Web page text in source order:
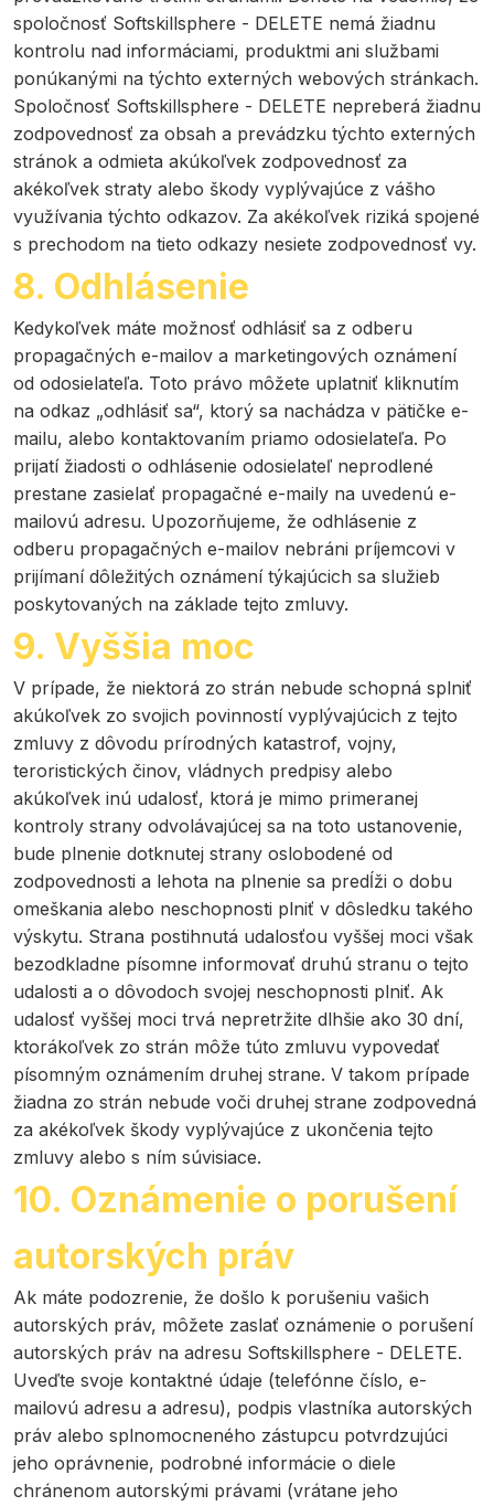
spoločnosť Softskillsphere - DELETE nemá žiadnu
kontrolu nad informáciami, produktmi ani službami
ponúkanými na týchto externých webových stránkach.
Spoločnosť Softskillsphere - DELETE nepreberá žiadnu
zodpovednosť za obsah a prevádzku týchto externých
stránok a odmieta akúkoľvek zodpovednosť za
akékoľvek straty alebo škody vyplývajúce z vášho
využívania týchto odkazov. Za akékoľvek riziká spojené
s prechodom na tieto odkazy nesiete zodpovednosť vy.
8. Odhlásenie
Kedykoľvek máte možnosť odhlásiť sa z odberu
propagačných e-mailov a marketingových oznámení
od odosielateľa. Toto právo môžete uplatniť kliknutím
na odkaz „odhlásiť sa“, ktorý sa nachádza v pätičke e-
mailu, alebo kontaktovaním priamo odosielateľa. Po
prijatí žiadosti o odhlásenie odosielateľ neprodlené
prestane zasielať propagačné e-maily na uvedenú e-
mailovú adresu. Upozorňujeme, že odhlásenie z
odberu propagačných e-mailov nebráni príjemcovi v
prijímaní dôležitých oznámení týkajúcich sa služieb
poskytovaných na základe tejto zmluvy.
9. Vyššia moc
V prípade, že niektorá zo strán nebude schopná splniť
akúkoľvek zo svojich povinností vyplývajúcich z tejto
zmluvy z dôvodu prírodných katastrof, vojny,
teroristických činov, vládnych predpisy alebo
akúkoľvek inú udalosť, ktorá je mimo primeranej
kontroly strany odvolávajúcej sa na toto ustanovenie,
bude plnenie dotknutej strany oslobodené od
zodpovednosti a lehota na plnenie sa predĺži o dobu
omeškania alebo neschopnosti plniť v dôsledku takého
výskytu. Strana postihnutá udalosťou vyššej moci však
bezodkladne písomne informovať druhú stranu o tejto
udalosti a o dôvodoch svojej neschopnosti plniť. Ak
udalosť vyššej moci trvá nepretržite dlhšie ako 30 dní,
ktorákoľvek zo strán môže túto zmluvu vypovedať
písomným oznámením druhej strane. V takom prípade
žiadna zo strán nebude voči druhej strane zodpovedná
za akékoľvek škody vyplývajúce z ukončenia tejto
zmluvy alebo s ním súvisiace.
10. Oznámenie o porušení
autorských práv
Ak máte podozrenie, že došlo k porušeniu vašich
autorských práv, môžete zaslať oznámenie o porušení
autorských práv na adresu Softskillsphere - DELETE.
Uveďte svoje kontaktné údaje (telefónne číslo, e-
mailovú adresu a adresu), podpis vlastníka autorských
práv alebo splnomocneného zástupcu potvrdzujúci
jeho oprávnenie, podrobné informácie o diele
chránenom autorskými právami (vrátane jeho